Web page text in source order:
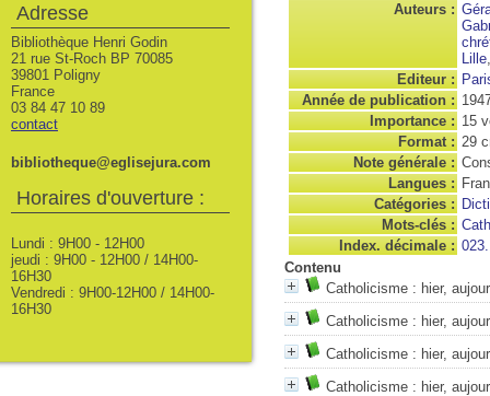
Auteurs :
Lille
Editeur :
Année de publication :
Importance : 15
Format : 29
Note générale :
Langues :
Catégories :
Mots-clés :
Index. décimale :
Contenu
Catholicisme : hier,
Catholicisme : hier,
Catholicisme : hier,
Catholicisme : hier,
Adresse
Bibliothèque Henri Godin
21 rue St-Roch BP 70085
39801 Poligny
France
03 84 47 10 89
contact
bibliotheque@eglisejura.com
Horaires d'ouverture :
Lundi : 9H00 - 12H00
jeudi : 9H00 - 12H00 / 14H00-
16H30
Vendredi : 9H00-12H00 / 14H00-
16H30